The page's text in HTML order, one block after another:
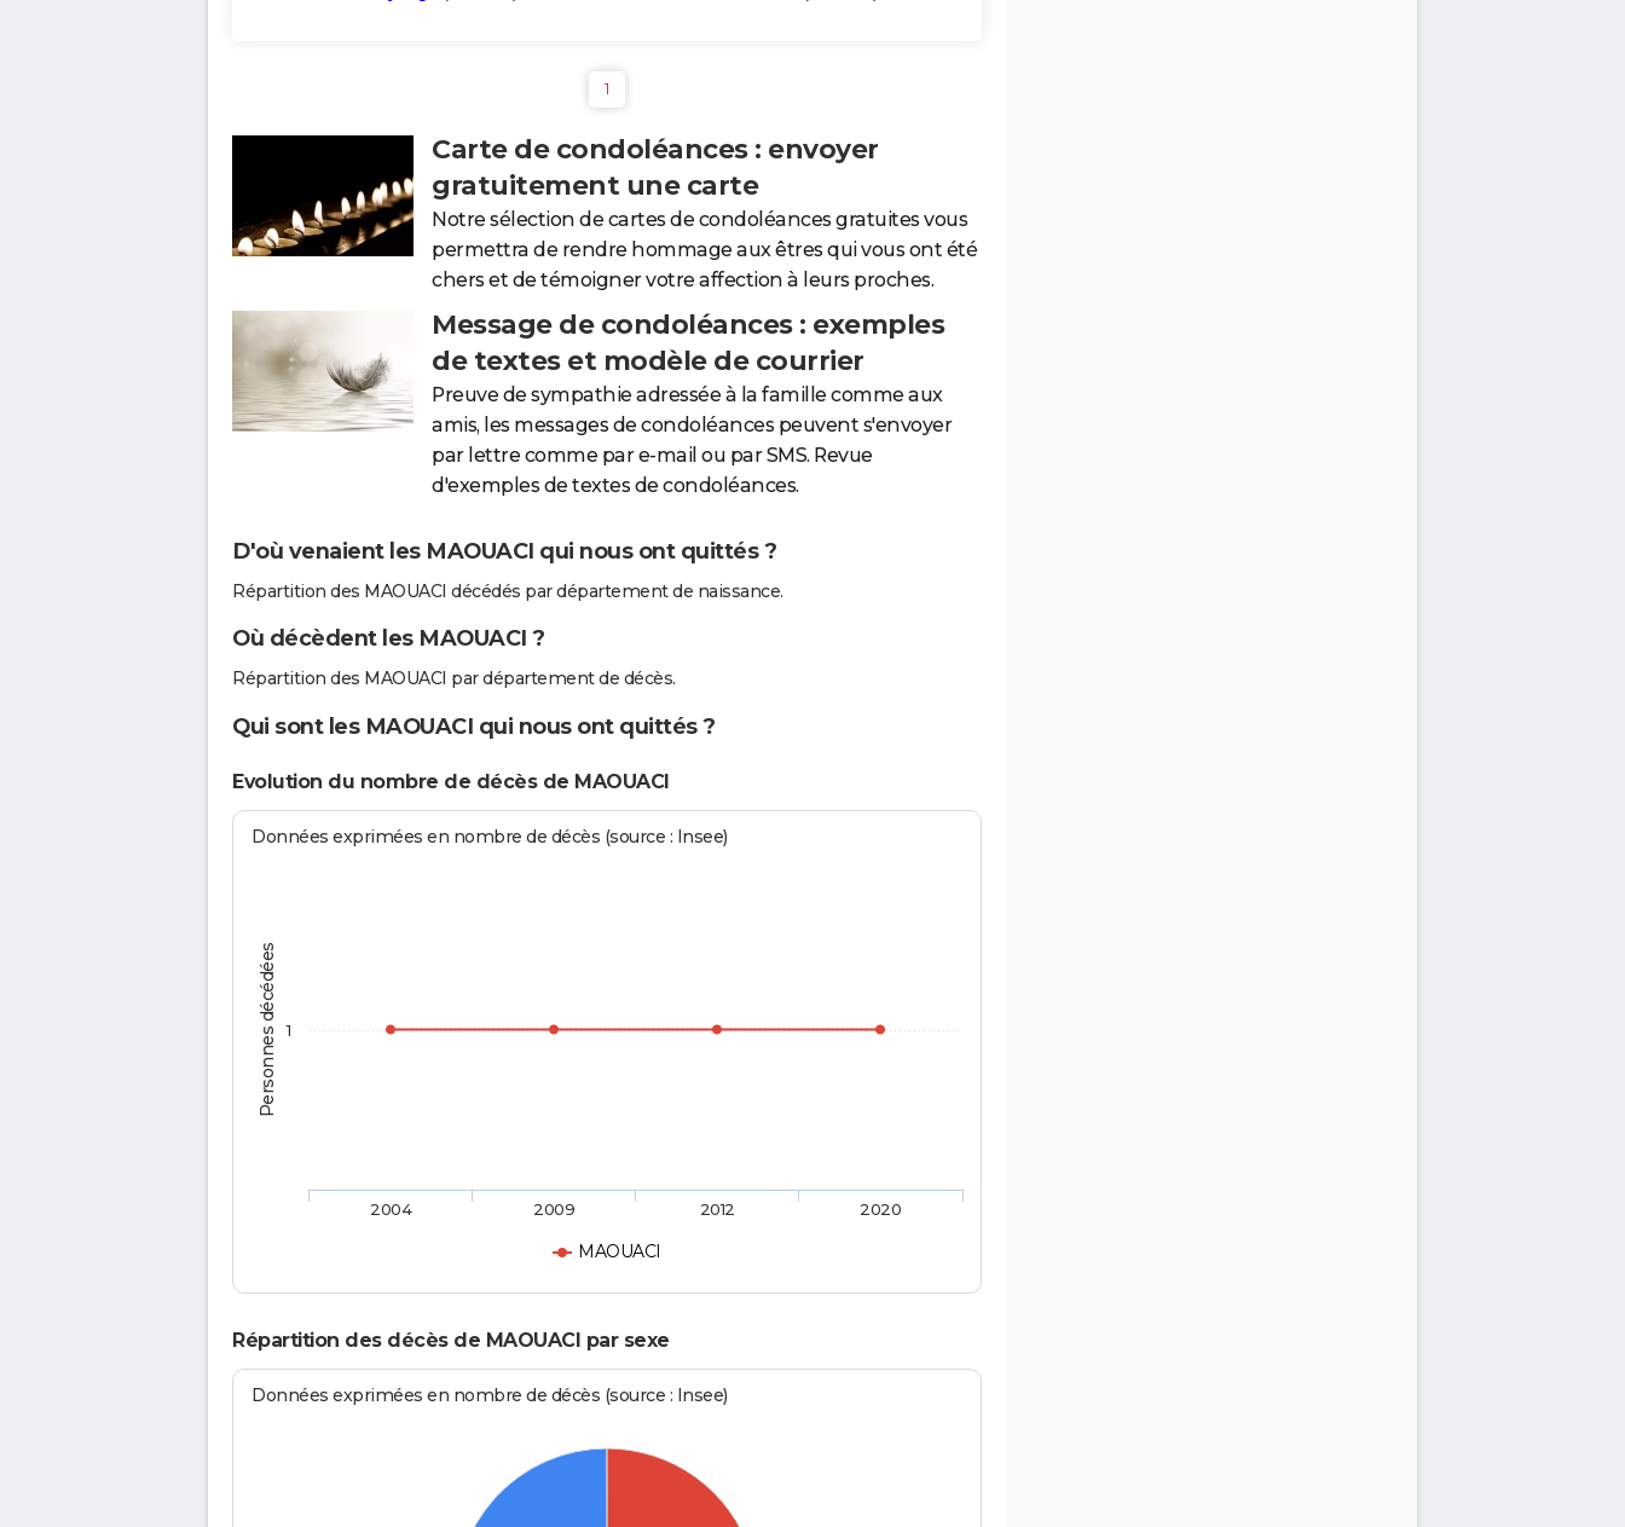
1
Carte de condoléances : envoyer
gratuitement une carte
Notre sélection de cartes de condoléances gratuites vous
permettra de rendre hommage aux êtres qui vous ont été
chers et de témoigner votre affection à leurs proches.
Message de condoléances : exemples
de textes et modèle de courrier
Preuve de sympathie adressée à la famille comme aux
amis, les messages de condoléances peuvent s'envoyer
par lettre comme par e-mail ou par SMS. Revue
d'exemples de textes de condoléances.
D'où venaient les MAOUACI qui nous ont quittés ?
Répartition des MAOUACI décédés par département de naissance.
Où décèdent les MAOUACI ?
Répartition des MAOUACI par département de décès.
Qui sont les MAOUACI qui nous ont quittés ?
Evolution du nombre de décès de MAOUACI
Personnes décédées
Données exprimées en nombre de décès (source : Insee)
MAOUACI
2004 2009 2012 2020
1
Répartition des décès de MAOUACI par sexe
Données exprimées en nombre de décès (source : Insee)